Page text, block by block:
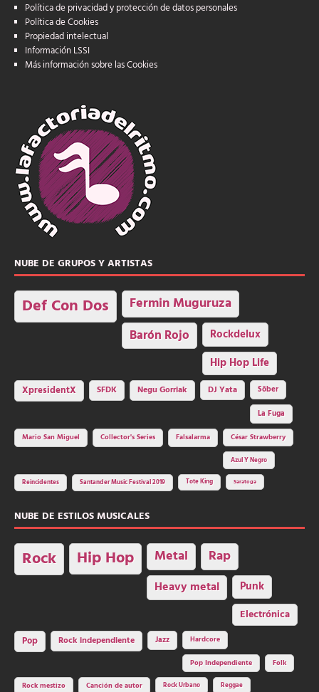
Política de privacidad y protección de datos personales
Política de Cookies
Propiedad intelectual
Información LSSI
Más información sobre las Cookies
NUBE DE GRUPOS Y ARTISTAS
Def Con Dos Fermin Muguruza
Barón Rojo Rockdelux
Hip Hop Life
XpresidentX SFDK Negu Gorriak DJ Yata
Sôber
La Fuga
Mario San Miguel
Collector's Series Falsalarma César Strawberry
Azul Y Negro
Reincidentes Santander Music Festival 2019 Tote King Saratoga
NUBE DE ESTILOS MUSICALES
Rock Hip Hop Metal Rap
Heavy metal Punk
Electrónica
Pop Rock independiente Jazz Hardcore
Pop Independiente Folk
Rock mestizo Canción de autor Rock Urbano Reggae